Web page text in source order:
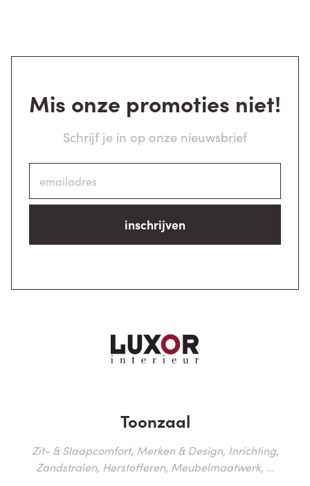
Mis onze promoties niet!
Schrijf je in op onze nieuwsbrief
inschrijven
Toonzaal
Zit- & Slaapcomfort, Merken & Design, Inrichting,
Zandstralen, Herstofferen, Meubelmaatwerk, ...